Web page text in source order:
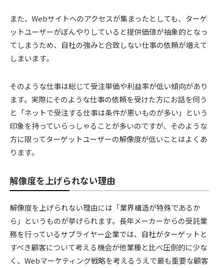
また、Webサイトへのアクセスが集まったとしても、ターゲ
ットユーザーがぼんやりしていると提供価値が抽象的となっ
てしまうため、自社の強みと合致しない仕事の依頼が増えて
しまいます。
そのような仕事は総じて受注単価や利益率が低い傾向があり
ます。実際にそのような仕事の依頼を受けた方にお話を伺う
と「ネットで受注する仕事は条件が悪いものが多い」という
印象を持っていらっしゃることが多いのですが、そのような
方に限ってターゲットユーザーの解像度が低いことはよくあ
ります。
解像度を上げられない理由
解像度を上げられない理由には「業界構造が特殊であるか
ら」というものが挙げられます。長年メーカーからの受託業
務を行っているサプライヤー企業では、自社がターゲットと
すべき顧客について考える機会が他業種と比べ圧倒的に少な
く、Webマーケティング戦略を考えるうえで最も重要な顧客